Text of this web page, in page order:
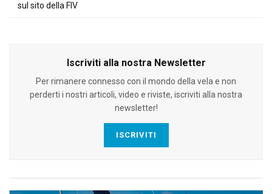
sul sito della FIV
Iscriviti alla nostra Newsletter
Per rimanere connesso con il mondo della vela e non
perderti i nostri articoli, video e riviste, iscriviti alla nostra
newsletter!
ISCRIVITI